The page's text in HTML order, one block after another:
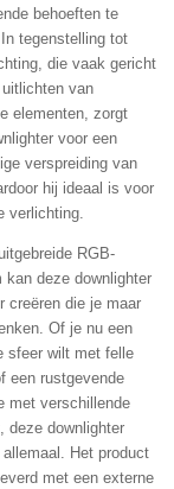
behoeften te
tegenstelling tot
die vaak gericht
van
elementen, zorgt
voor een
verspreiding van
hij ideaal is voor
verlichting.
RGB-
kan deze downlighter
creëren die je maar
Of je nu een
sfeer wilt met felle
een rustgevende
met verschillende
deze downlighter
allemaal. Het product
met een externe